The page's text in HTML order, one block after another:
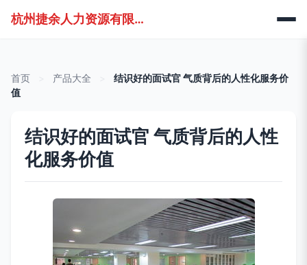
杭州捷余人力资源有限公司
首页 产品大全
结识好的面试官 气质背后的人性化服务价
值
结识好的面试官 气质背后的人性
化服务价值